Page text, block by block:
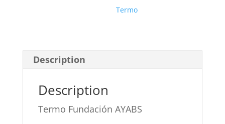
Termo
Description
Description
Termo Fundación AYABS